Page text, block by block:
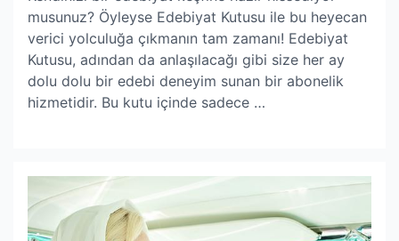
musunuz? Öyleyse Edebiyat Kutusu ile bu heyecan
verici yolculuğa çıkmanın tam zamanı! Edebiyat
Kutusu, adından da anlaşılacağı gibi size her ay
dolu dolu bir edebi deneyim sunan bir abonelik
hizmetidir. Bu kutu içinde sadece …